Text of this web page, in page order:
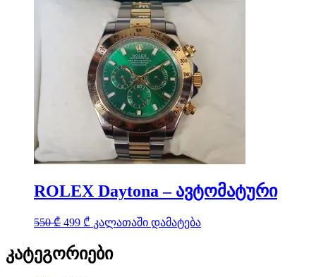
ROLEX Daytona – ავტომატური
550₾ Original
was:
550 ₾.
499 ₾ Current
price
is:
499 ₾.
კალათაში დამატება
კატეგორიები